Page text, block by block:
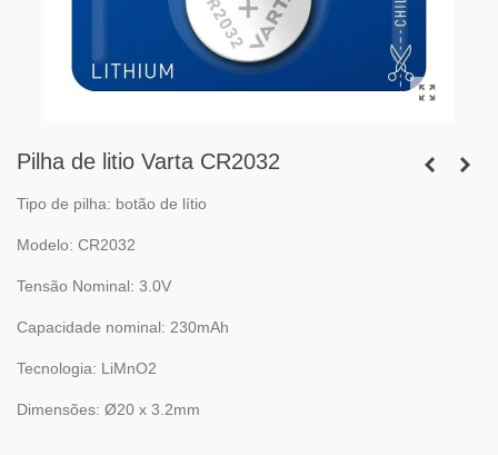
Pilha de litio Varta CR2032
Tipo de pilha: botão de lítio
Modelo: CR2032
Tensão Nominal: 3.0V
Capacidade nominal: 230mAh
Tecnologia: LiMnO2
Dimensões: Ø20 x 3.2mm